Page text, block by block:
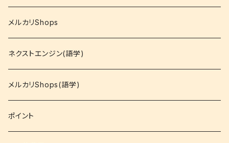
就活
資格
コミック
文庫
メルカリShops
ネクストエンジン(語学)
メルカリShops(語学)
ポイント